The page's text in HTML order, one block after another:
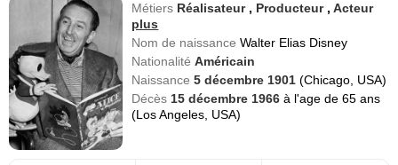
Métiers Réalisateur , Producteur ,Acteur
plus
Nom de naissanceWalter Elias Disney
NationalitéAméricain
Naissance5 décembre 1901(Chicago, USA)
Décès 15 décembre 1966à l'age de 65 ans
(Los Angeles, USA)